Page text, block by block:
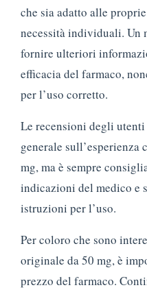
che sia adatto alle
necessità individuali. Un
fornire ulteriori
efficacia del farmaco,
per l’uso corretto.
Le recensioni degli
generale
mg, ma è sempre
indicazioni del medico e
istruzioni per l’uso.
Per coloro che sono
originale da 50 mg, è
prezzo del farmaco.